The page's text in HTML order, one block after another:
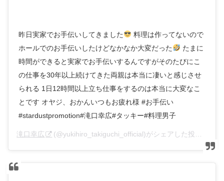
昨日実家でお手伝いしてきました
料理は作ってないので
ホールでのお手伝いしたけどなかなか大変だった
たまに
時間ができると実家でお手伝いするんですがそのたびにこ
の仕事を30年以上続けてきた両親は本当に凄いと感じさせ
られる 1日12時間以上立ち仕事をするのは本当に大変なこ
とです オヤジ、おかんいつもお疲れ様 #お手伝い
#stardustpromotion#滝口幸広#タッキー#料理男子
滝口幸広 (@yukihiro_takiguchi_official)がシェアした投稿 –